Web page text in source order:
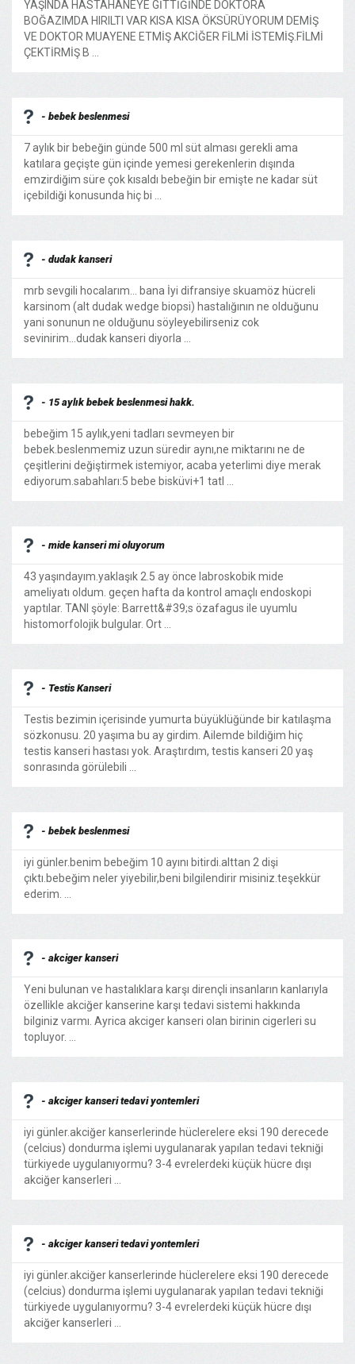
YAŞINDA HASTAHANEYE GİTTİĞİNDE DOKTORA
BOĞAZIMDA HIRILTI VAR KISA KISA ÖKSÜRÜYORUM DEMİŞ
VE DOKTOR MUAYENE ETMİŞ AKCİĞER FİLMİ İSTEMİŞ.FİLMİ
ÇEKTİRMİŞ B ...
- bebek beslenmesi
7 aylık bir bebeğin günde 500 ml süt alması gerekli ama
katılara geçişte gün içinde yemesi gerekenlerin dışında
emzirdiğim süre çok kısaldı bebeğin bir emişte ne kadar süt
içebildiği konusunda hiç bi ...
- dudak kanseri
mrb sevgili hocalarım... bana İyi difransiye skuamöz hücreli
karsinom (alt dudak wedge biopsi) hastalığının ne olduğunu
yani sonunun ne olduğunu söyleyebilirseniz cok
sevinirim...dudak kanseri diyorla ...
- 15 aylık bebek beslenmesi hakk.
bebeğim 15 aylık,yeni tadları sevmeyen bir
bebek.beslenmemiz uzun süredir aynı,ne miktarını ne de
çeşitlerini değiştirmek istemiyor, acaba yeterlimi diye merak
ediyorum.sabahları:5 bebe bisküvi+1 tatl ...
- mide kanseri mi oluyorum
43 yaşındayım.yaklaşık 2.5 ay önce labroskobik mide
ameliyatı oldum. geçen hafta da kontrol amaçlı endoskopi
yaptılar. TANI şöyle: Barrett&#39;s özafagus ile uyumlu
histomorfolojik bulgular. Ort ...
- Testis Kanseri
Testis bezimin içerisinde yumurta büyüklüğünde bir katılaşma
sözkonusu. 20 yaşıma bu ay girdim. Ailemde bildiğim hiç
testis kanseri hastası yok. Araştırdım, testis kanseri 20 yaş
sonrasında görülebili ...
- bebek beslenmesi
iyi günler.benim bebeğim 10 ayını bitirdi.alttan 2 dişi
çıktı.bebeğim neler yiyebilir,beni bilgilendirir misiniz.teşekkür
ederim. ...
- akciger kanseri
Yeni bulunan ve hastalıklara karşı dirençli insanların kanlarıyla
özellikle akciğer kanserine karşı tedavi sistemi hakkında
bilginiz varmı. Ayrica akciger kanseri olan birinin cigerleri su
topluyor. ...
- akciger kanseri tedavi yontemleri
iyi günler.akciğer kanserlerinde hüclerelere eksi 190 derecede
(celcius) dondurma işlemi uygulanarak yapılan tedavi tekniği
türkiyede uygulanıyormu? 3-4 evrelerdeki küçük hücre dışı
akciğer kanserleri ...
- akciger kanseri tedavi yontemleri
iyi günler.akciğer kanserlerinde hüclerelere eksi 190 derecede
(celcius) dondurma işlemi uygulanarak yapılan tedavi tekniği
türkiyede uygulanıyormu? 3-4 evrelerdeki küçük hücre dışı
akciğer kanserleri ...